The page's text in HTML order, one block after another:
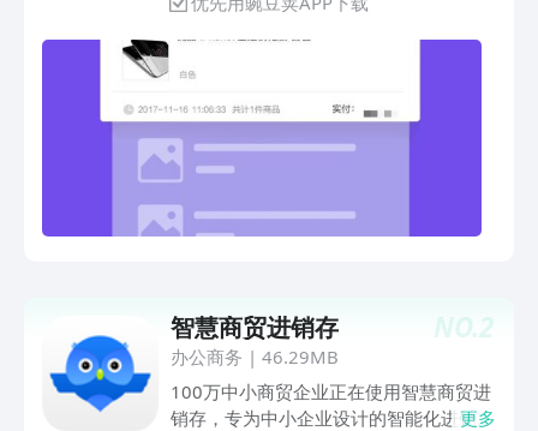
铺管理工具，让您轻松挣钱，省心做老
板。
NO.2
智慧商贸进销存
办公商务 | 46.29MB
100万中小商贸企业正在使用智慧商贸进
销存，专为中小企业设计的智能化进销存
更多